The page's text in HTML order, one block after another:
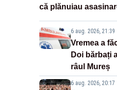
că plănuiau
6 aug. 2026, 21:39
Vremea a
Doi bărbați
râul Mureș
6 aug. 2026, 20:17